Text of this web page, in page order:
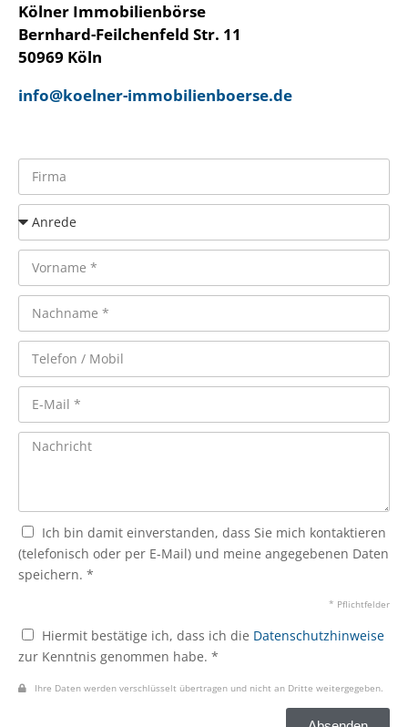
Ich bin damit einverstanden, dass Sie mich kontaktieren
(telefonisch oder per E-Mail) und meine angegebenen Daten
speichern. *
* Pflichtfelder
Hiermit bestätige ich, dass ich die Datenschutzhinweise
zur Kenntnis genommen habe. *
Ihre Daten werden verschlüsselt übertragen und nicht an Dritte weitergegeben.
Kölner Immobilienbörse
Bernhard-Feilchenfeld Str. 11
50969 Köln
info@koelner-immobilienboerse.de